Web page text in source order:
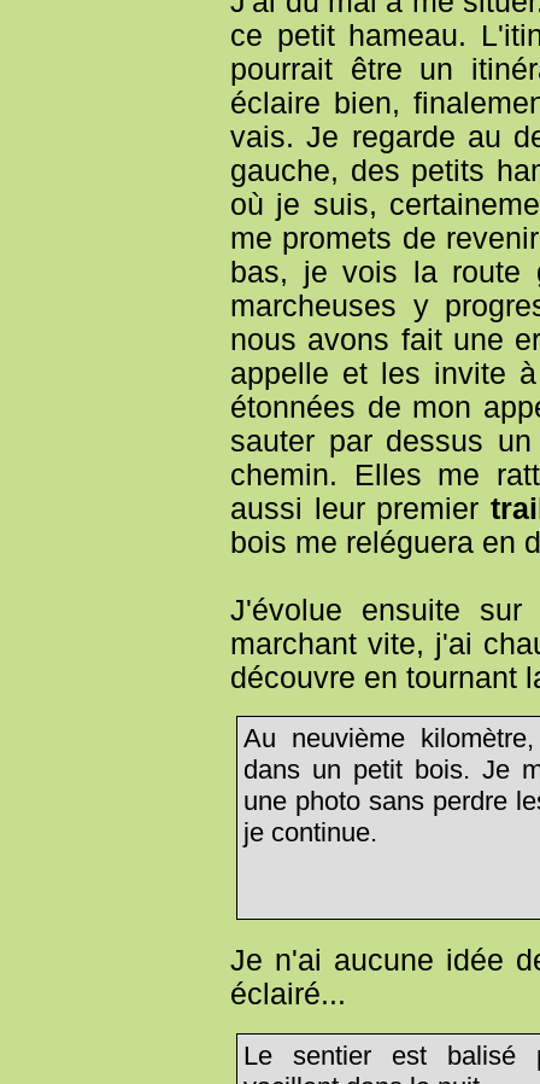
ce petit hameau.
pourrait être un
éclaire bien,
vais. Je regarde au
gauche, des petits
où je suis,
me promets de
bas, je vois la route
marcheuses y
nous avons fait une
appelle et les invite
étonnées de mon
sauter par dessus
chemin. Elles me
aussi leur premier
bois me reléguera en
J'évolue ensuite
marchant vite, j'ai
découvre en tournant
Au neuvième
dans un petit bois. Je
une photo sans perdre
je continue.
Je n'ai aucune idée
éclairé...
Le sentier est balisé